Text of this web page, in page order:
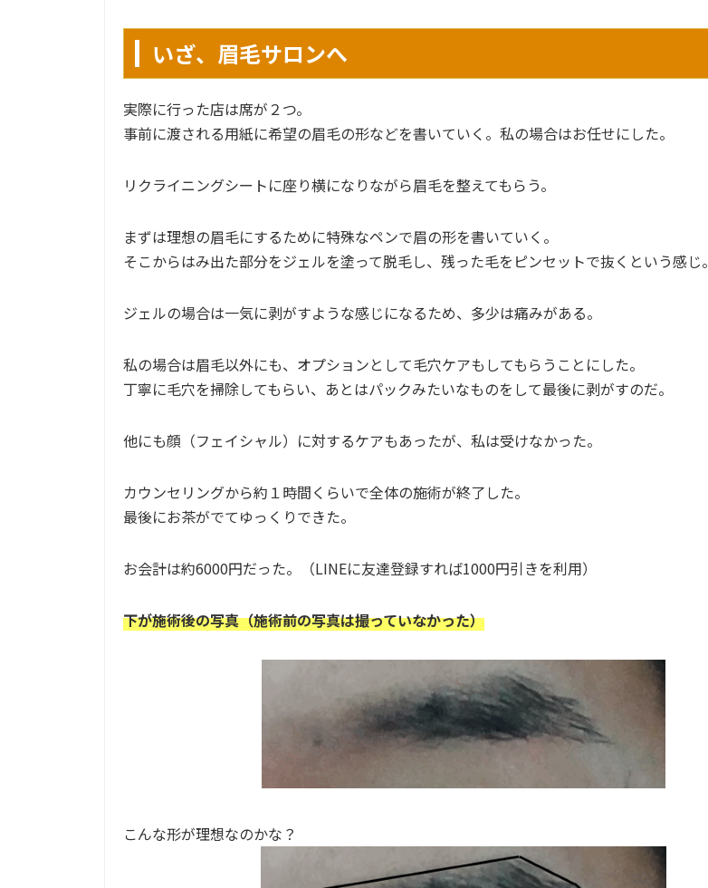
いざ、眉毛サロンへ
実際に行った店は席が２つ。
事前に渡される用紙に希望の眉毛の形などを書いていく。私の場合はお任せにした。
リクライニングシートに座り横になりながら眉毛を整えてもらう。
まずは理想の眉毛にするために特殊なペンで眉の形を書いていく。
そこからはみ出た部分をジェルを塗って脱毛し、残った毛をピンセットで抜くという感じ。
ジェルの場合は一気に剥がすような感じになるため、多少は痛みがある。
私の場合は眉毛以外にも、オプションとして毛穴ケアもしてもらうことにした。
丁寧に毛穴を掃除してもらい、あとはパックみたいなものをして最後に剥がすのだ。
他にも顔（フェイシャル）に対するケアもあったが、私は受けなかった。
カウンセリングから約１時間くらいで全体の施術が終了した。
最後にお茶がでてゆっくりできた。
お会計は約6000円だった。（LINEに友達登録すれば1000円引きを利用）
下が施術後の写真（施術前の写真は撮っていなかった）
こんな形が理想なのかな？